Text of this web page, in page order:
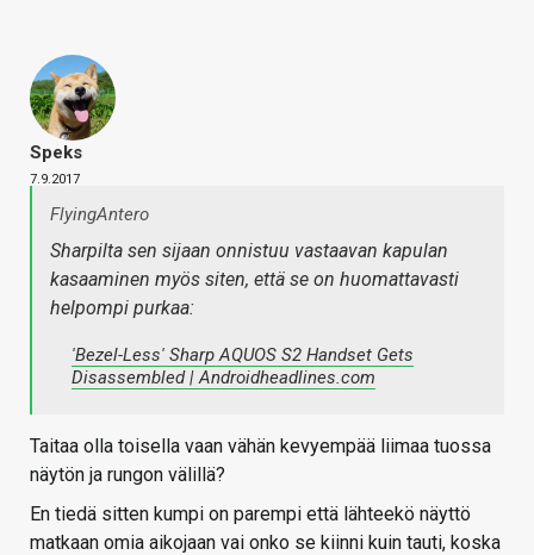
Speks
7.9.2017
FlyingAntero
Sharpilta sen sijaan onnistuu vastaavan kapulan
kasaaminen myös siten, että se on huomattavasti
helpompi purkaa:
'Bezel-Less' Sharp AQUOS S2 Handset Gets
Disassembled | Androidheadlines.com
Taitaa olla toisella vaan vähän kevyempää liimaa tuossa
näytön ja rungon välillä?
En tiedä sitten kumpi on parempi että lähteekö näyttö
matkaan omia aikojaan vai onko se kiinni kuin tauti, koska